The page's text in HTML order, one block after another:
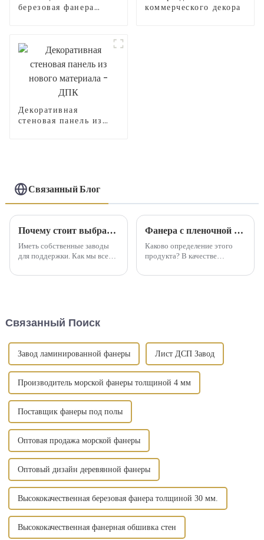
березовая фанера
коммерческого декора
Декоративная
стеновая панель из
Связанный Блог
Почему стоит выбрать LINYI JIUHENG в качестве своего партнера?
Иметь собственные заводы
для поддержки. Как мы все
отрасли внешнеторговые
реальная ситуация такова, что
большинство ...
Фанера с пленочной облицовкой — что это за продукт?
Каково определение этого
продукта? В качестве
конструкции фанера,
Связанный Поиск
Завод ламинированной фанеры Лист ДСП Завод
Производитель морской фанеры толщиной 4 мм
Поставщик фанеры под полы
Оптовая продажа морской фанеры
Оптовый дизайн деревянной фанеры
Высококачественная березовая фанера толщиной 30 мм.
Высококачественная фанерная обшивка стен